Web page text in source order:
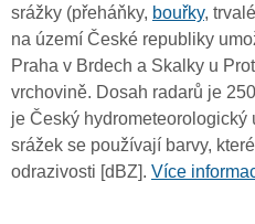
srážky (přeháňky, bouřky,
na území České republiky
Praha v Brdech a Skalky u
vrchovině. Dosah radarů je
je Český hydrometeorologický
srážek se používají barvy,
odrazivosti [dBZ]. Více